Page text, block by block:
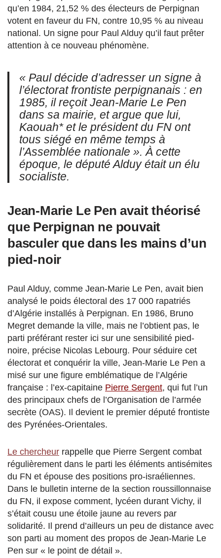
qu’en 1984, 21,52 % des électeurs de Perpignan
votent en faveur du FN, contre 10,95 % au niveau
national. Un signe pour Paul Alduy qu’il faut prêter
attention à ce nouveau phénomène.
« Paul décide d’adresser un signe à
l’électorat frontiste perpignanais : en
1985, il reçoit Jean-Marie Le Pen
dans sa mairie, et argue que lui,
Kaouah* et le président du FN ont
tous siégé en même temps à
l’Assemblée nationale ». À cette
époque, le député Alduy était un élu
socialiste.
Jean-Marie Le Pen avait théorisé
que Perpignan ne pouvait
basculer que dans les mains d’un
pied-noir
Paul Alduy, comme Jean-Marie Le Pen, avait bien
analysé le poids électoral des 17 000 rapatriés
d’Algérie installés à Perpignan. En 1986, Bruno
Megret demande la ville, mais ne l’obtient pas, le
parti préférant rester ici sur une sensibilité pied-
noire, précise Nicolas Lebourg. Pour séduire cet
électorat et conquérir la ville, Jean-Marie Le Pen a
misé sur une figure emblématique de l’Algérie
française : l’ex-capitaine Pierre Sergent, qui fut l’un
des principaux chefs de l’Organisation de l’armée
secrète (OAS). Il devient le premier député frontiste
des Pyrénées-Orientales.
Le chercheur rappelle que Pierre Sergent combat
régulièrement dans le parti les éléments antisémites
du FN et épouse des positions pro-israéliennes.
Dans le bulletin interne de la section roussillonnaise
du FN, il expose comment, lycéen durant Vichy, il
s’était cousu une étoile jaune au revers par
solidarité. Il prend d’ailleurs un peu de distance avec
son parti au moment des propos de Jean-Marie Le
Pen sur « le point de détail ».